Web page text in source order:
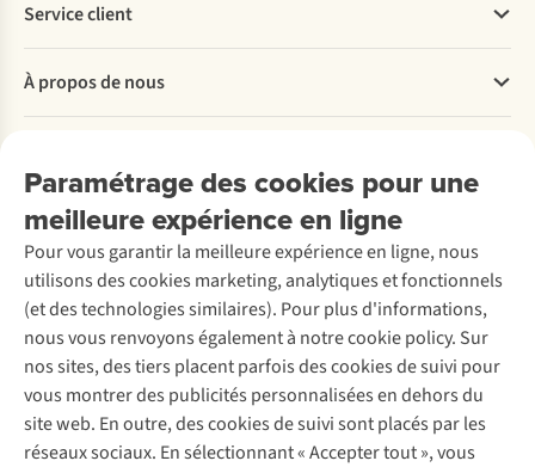
Paramétrage des cookies pour une
meilleure expérience en ligne
Pour vous garantir la meilleure expérience en ligne, nous
utilisons des cookies marketing, analytiques et fonctionnels
(et des technologies similaires). Pour plus d'informations,
nous vous renvoyons également à notre cookie policy. Sur
nos sites, des tiers placent parfois des cookies de suivi pour
vous montrer des publicités personnalisées en dehors du
site web. En outre, des cookies de suivi sont placés par les
réseaux sociaux. En sélectionnant « Accepter tout », vous
Service client
Commander
Payer
Retourner
Rétractation d'une commande
Entretien & réparations
Garantie
Contactez-nous
À propos de nous
Entreprise responsable
À propos d’Ayacucho
Nos magasins
À propos d’A.S.Adventure
Déclaration d'accessibilité
Location / Location sports d’hiver
Seconde-main
Entretien de ski
Service de lavage
Entretien de chaussures
Réparation de chaussures
Réparation de vêtements
Retouches
Pour les entreprises
Découvrez
A.S.Magazine
Explore Camp
Expertise & conseils
Abonnez-vous à la newsletter
Suivez-nous